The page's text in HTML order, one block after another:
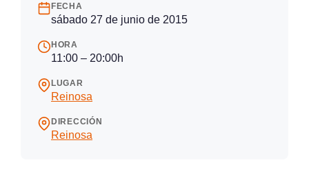
FECHA
sábado 27 de junio de 2015
HORA
11:00 – 20:00h
LUGAR
Reinosa
DIRECCIÓN
Reinosa